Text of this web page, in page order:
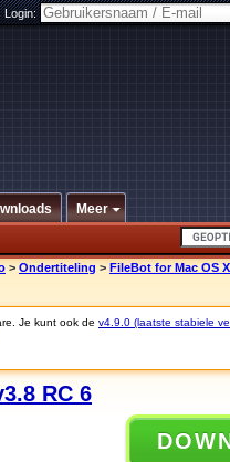
Login:
Meer
> Ondertiteling > FileBot for Mac OS
Je kunt ook de v4.9.0 (laatste stabiele
RC 6